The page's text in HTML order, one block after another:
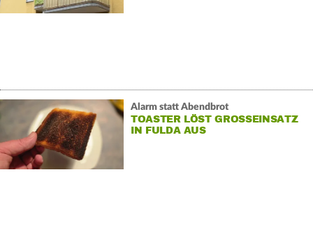
Alarm statt Abendbrot
TOASTER LÖST GROSSEINSATZ I
N FULDA AUS